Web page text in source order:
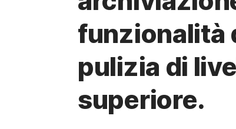
funzionalità
pulizia di
superiore.